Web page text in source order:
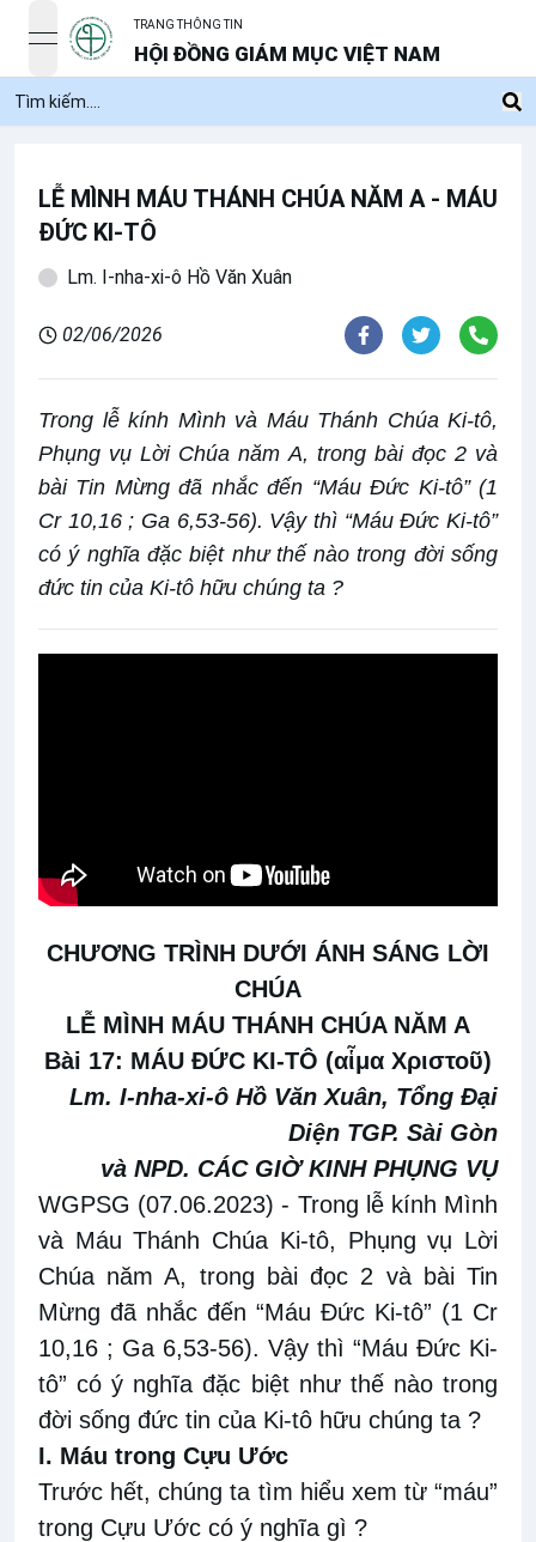
open navigation menu
TRANG THÔNG TIN
HỘI ĐỒNG GIÁM MỤC VIỆT NAM
LỄ MÌNH MÁU THÁNH CHÚA NĂM A - MÁU
ĐỨC KI-TÔ
Lm. I-nha-xi-ô Hồ Văn Xuân
02/06/2026
Trong lễ kính Mình và Máu Thánh Chúa Ki-tô,
Phụng vụ Lời Chúa năm A, trong bài đọc 2 và
bài Tin Mừng đã nhắc đến “Máu Đức Ki-tô” (1
Cr 10,16 ; Ga 6,53-56). Vậy thì “Máu Đức Ki-tô”
có ý nghĩa đặc biệt như thế nào trong đời sống
đức tin của Ki-tô hữu chúng ta ?
CHƯƠNG TRÌNH DƯỚI ÁNH SÁNG LỜI
CHÚA
LỄ MÌNH MÁU THÁNH CHÚA NĂM A
Bài 17: MÁU ĐỨC KI-TÔ (αἷμα Χριστοῦ)
Lm. I-nha-xi-ô Hồ Văn Xuân, Tổng Đại
Diện TGP. Sài Gòn
và NPD. CÁC GIỜ KINH PHỤNG VỤ
WGPSG (07.06.2023) - Trong lễ kính Mình
và Máu Thánh Chúa Ki-tô, Phụng vụ Lời
Chúa năm A, trong bài đọc 2 và bài Tin
Mừng đã nhắc đến “Máu Đức Ki-tô” (1 Cr
10,16 ; Ga 6,53-56). Vậy thì “Máu Đức Ki-
tô” có ý nghĩa đặc biệt như thế nào trong
đời sống đức tin của Ki-tô hữu chúng ta ?
I. Máu trong Cựu Ước
Trước hết, chúng ta tìm hiểu xem từ “máu”
trong Cựu Ước có ý nghĩa gì ?